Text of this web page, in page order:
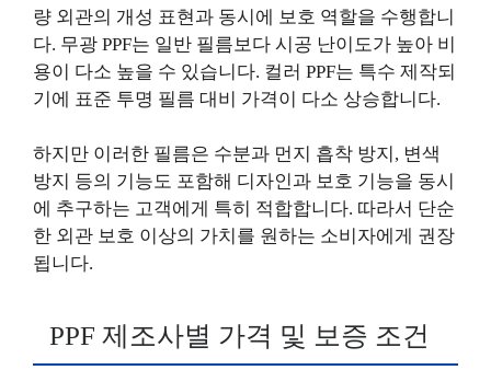
량 외관의 개성 표현과 동시에 보호 역할을 수행합니
다. 무광 PPF는 일반 필름보다 시공 난이도가 높아 비
용이 다소 높을 수 있습니다. 컬러 PPF는 특수 제작되
기에 표준 투명 필름 대비 가격이 다소 상승합니다.
하지만 이러한 필름은 수분과 먼지 흡착 방지, 변색
방지 등의 기능도 포함해 디자인과 보호 기능을 동시
에 추구하는 고객에게 특히 적합합니다. 따라서 단순
한 외관 보호 이상의 가치를 원하는 소비자에게 권장
됩니다.
PPF 제조사별 가격 및 보증 조건